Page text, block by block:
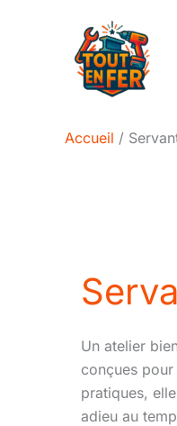
Accueil
Un atelier
conçues
pratiques,
adieu au